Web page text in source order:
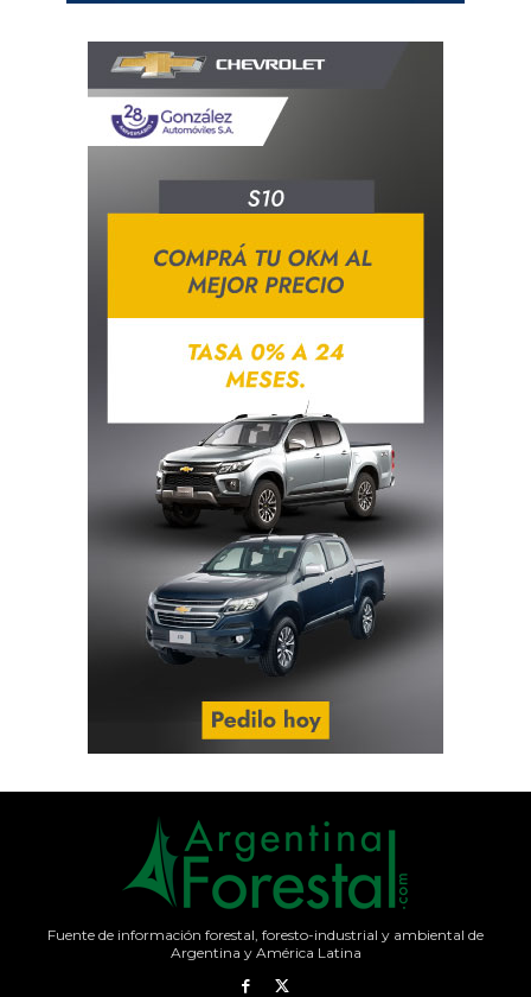
Fuente de información forestal, foresto-industrial y ambiental de
Argentina y América Latina